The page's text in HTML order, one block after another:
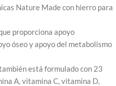
Nature Made con hierro para
proporciona apoyo
óseo y apoyo del metabolismo
está formulado con 23
A, vitamina C, vitamina D,